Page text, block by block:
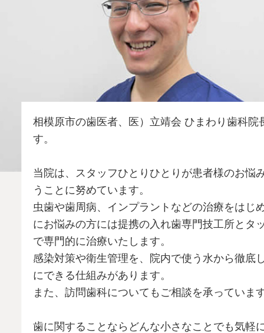
相模原市の歯医者、医）立靖会 ひまわり歯科院
す。
当院は、スタッフひとりひとりが患者様のお悩
うことに努めています。
虫歯や歯周病、インプラントなどの治療をはじ
にお悩みの方には提携の入れ歯専門技工所とタ
で専門的に治療いたします。
感染対策や衛生管理を、院内で使う水から徹底
にできる仕組みがあります。
また、訪問歯科についてもご相談を承っていま
歯に関することならどんな小さなことでも気軽